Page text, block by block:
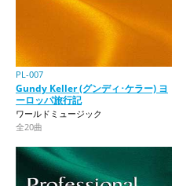
PL-007
Gundy Keller (グンディ･ケラー) ヨ
ーロッパ旅行記
ワールドミュージック
全20曲